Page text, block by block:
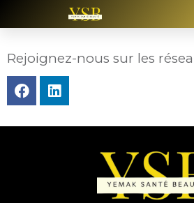
Rejoignez-nous sur les